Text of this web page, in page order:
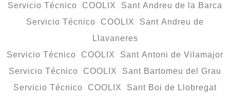
Servicio Técnico COOLIX Sant Andreu de la Barca
Servicio Técnico COOLIX Sant Andreu de
Llavaneres
Servicio Técnico COOLIX Sant Antoni de Vilamajor
Servicio Técnico COOLIX Sant Bartomeu del Grau
Servicio Técnico COOLIX Sant Boi de Llobregat